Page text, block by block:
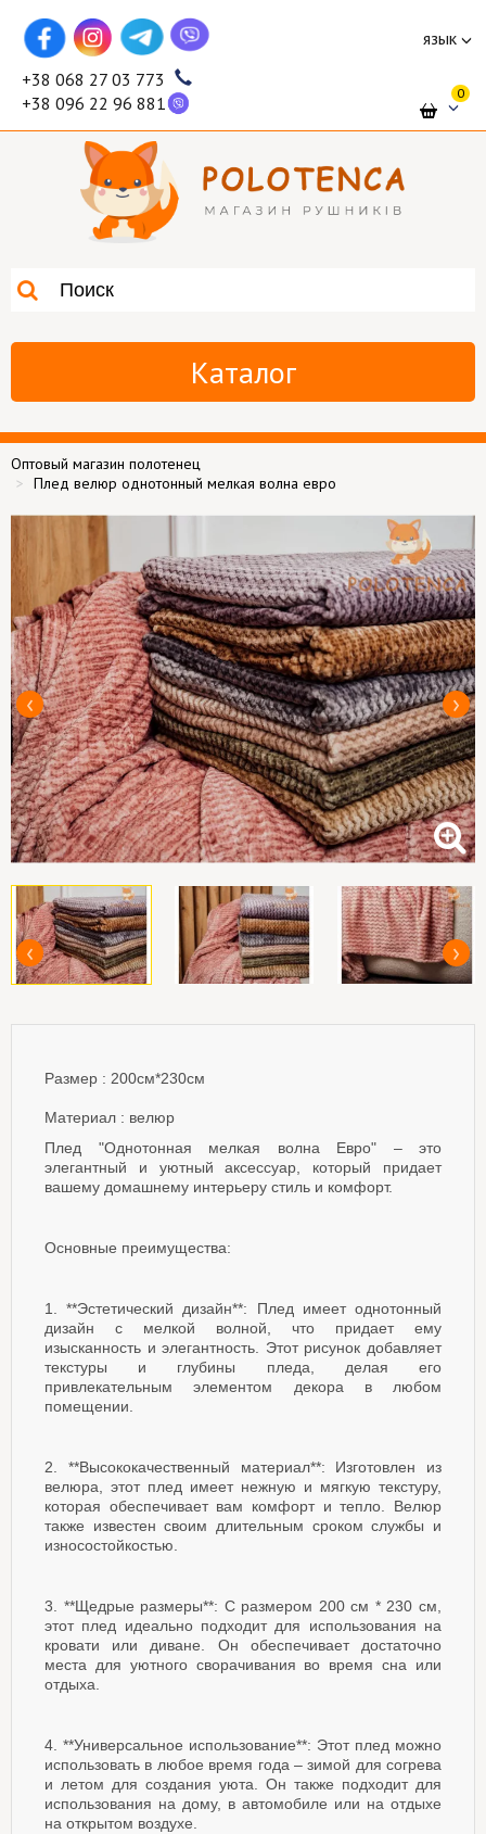
язык
+38 068 27 03 773
+38 096 22 96 881
0
Каталог
Оптовый магазин полотенец
Плед велюр однотонный мелкая волна евро
Размер : 200см*230см
Материал : велюр
Плед "Однотонная мелкая волна Евро" – это
элегантный и уютный аксессуар, который придает
вашему домашнему интерьеру стиль и комфорт.
Основные преимущества:
1. **Эстетический дизайн**: Плед имеет однотонный
дизайн с мелкой волной, что придает ему
изысканность и элегантность. Этот рисунок добавляет
текстуры и глубины пледа, делая его
привлекательным элементом декора в любом
помещении.
2. **Высококачественный материал**: Изготовлен из
велюра, этот плед имеет нежную и мягкую текстуру,
которая обеспечивает вам комфорт и тепло. Велюр
также известен своим длительным сроком службы и
износостойкостью.
3. **Щедрые размеры**: С размером 200 см * 230 см,
этот плед идеально подходит для использования на
кровати или диване. Он обеспечивает достаточно
места для уютного сворачивания во время сна или
отдыха.
4. **Универсальное использование**: Этот плед можно
использовать в любое время года – зимой для согрева
и летом для создания уюта. Он также подходит для
использования на дому, в автомобиле или на отдыхе
на открытом воздухе.